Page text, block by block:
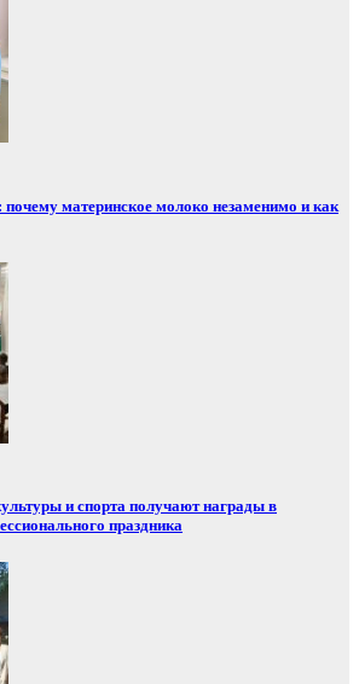
почему материнское молоко незаменимо и как
и спорта получают награды в
праздника